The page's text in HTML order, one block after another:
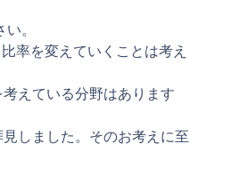
。
率を変えていくことは考え
えている分野はあります
しました。そのお考えに至